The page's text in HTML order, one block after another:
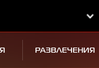
РАЗВЛЕЧЕНИЯ